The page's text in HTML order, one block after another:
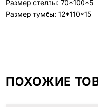
Размер стеллы: 70*100*5
Размер тумбы: 12*110*15
ПОХОЖИЕ